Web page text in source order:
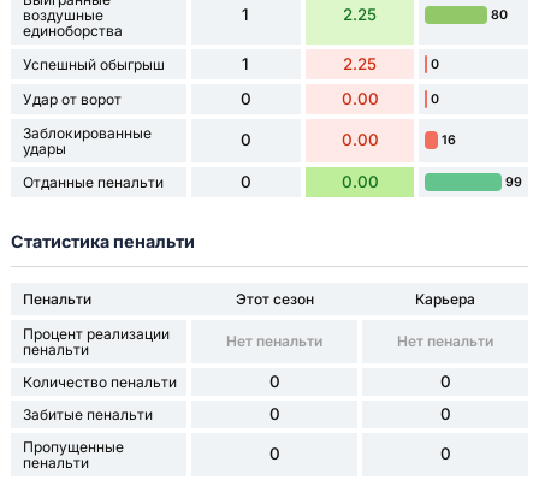
воздушные
единоборства
1 2.25 80
Успешный обыгрыш 1 2.25 0
Удар от ворот 0 0.00 0
Заблокированные
удары
0 0.00 16
Отданные пенальти 0 0.00 99
Статистика пенальти
Пенальти Этот сезон
Карьера
Процент реализации
пенальти
Нет пенальти Нет пенальти
Количество пенальти 0 0
Забитые пенальти 0 0
Пропущенные
пенальти
0 0